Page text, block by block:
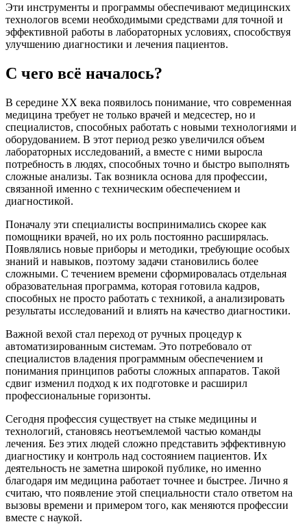
Эти инструменты и программы обеспечивают медицинских
технологов всеми необходимыми средствами для точной и
эффективной работы в лабораторных условиях, способствуя
улучшению диагностики и лечения пациентов.
С чего всё началось?
В середине XX века появилось понимание, что современная
медицина требует не только врачей и медсестер, но и
специалистов, способных работать с новыми технологиями и
оборудованием. В этот период резко увеличился объем
лабораторных исследований, а вместе с ними выросла
потребность в людях, способных точно и быстро выполнять
сложные анализы. Так возникла основа для профессии,
связанной именно с техническим обеспечением и
диагностикой.
Поначалу эти специалисты воспринимались скорее как
помощники врачей, но их роль постоянно расширялась.
Появлялись новые приборы и методики, требующие особых
знаний и навыков, поэтому задачи становились более
сложными. С течением времени сформировалась отдельная
образовательная программа, которая готовила кадров,
способных не просто работать с техникой, а анализировать
результаты исследований и влиять на качество диагностики.
Важной вехой стал переход от ручных процедур к
автоматизированным системам. Это потребовало от
специалистов владения программным обеспечением и
понимания принципов работы сложных аппаратов. Такой
сдвиг изменил подход к их подготовке и расширил
профессиональные горизонты.
Сегодня профессия существует на стыке медицины и
технологий, становясь неотъемлемой частью команды
лечения. Без этих людей сложно представить эффективную
диагностику и контроль над состоянием пациентов. Их
деятельность не заметна широкой публике, но именно
благодаря им медицина работает точнее и быстрее. Лично я
считаю, что появление этой специальности стало ответом на
вызовы времени и примером того, как меняются профессии
вместе с наукой.